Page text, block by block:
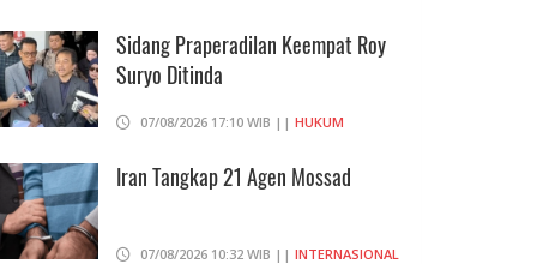
Sidang Praperadilan Keempat Roy
Suryo Ditinda
07/08/2026 17:10 WIB || HUKUM
Iran Tangkap 21 Agen Mossad
07/08/2026 10:32 WIB || INTERNASIONAL